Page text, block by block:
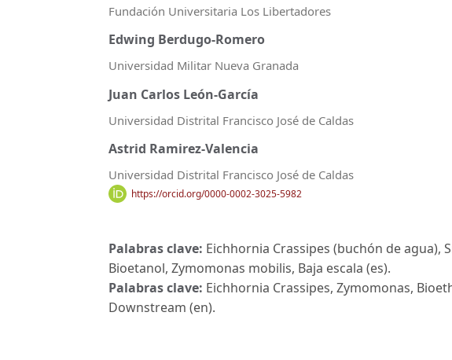
Fundación Universitaria Los Libertadores
Edwing Berdugo-Romero
Universidad Militar Nueva Granada
Juan Carlos León-García
Universidad Distrital Francisco José de Caldas
Astrid Ramirez-Valencia
Universidad Distrital Francisco José de Caldas
https://orcid.org/0000-0002-3025-5982
Palabras clave: Eichhornia Crassipes (buchón de agua),
Bioetanol, Zymomonas mobilis, Baja escala (es).
Palabras clave: Eichhornia Crassipes, Zymomonas,
Downstream (en).